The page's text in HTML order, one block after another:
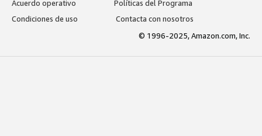
Acuerdo operativo
Políticas del Programa
Condiciones de uso
Contacta con nosotros
© 1996-2025, Amazon.com, Inc.